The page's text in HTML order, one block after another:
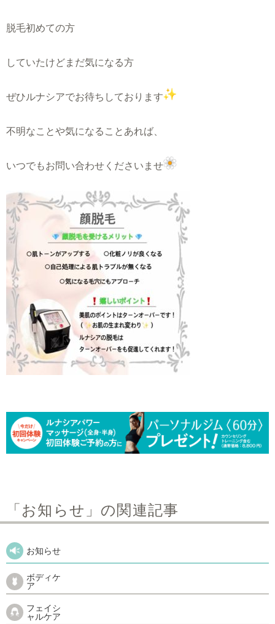
脱毛初めての方
していたけどまだ気になる方
ぜひルナシアでお待ちしております
不明なことや気になることあれば、
いつでもお問い合わせくださいませ
「お知らせ」の関連記事
お知らせ
ボディケ
ア
フェイシ
ャルケア